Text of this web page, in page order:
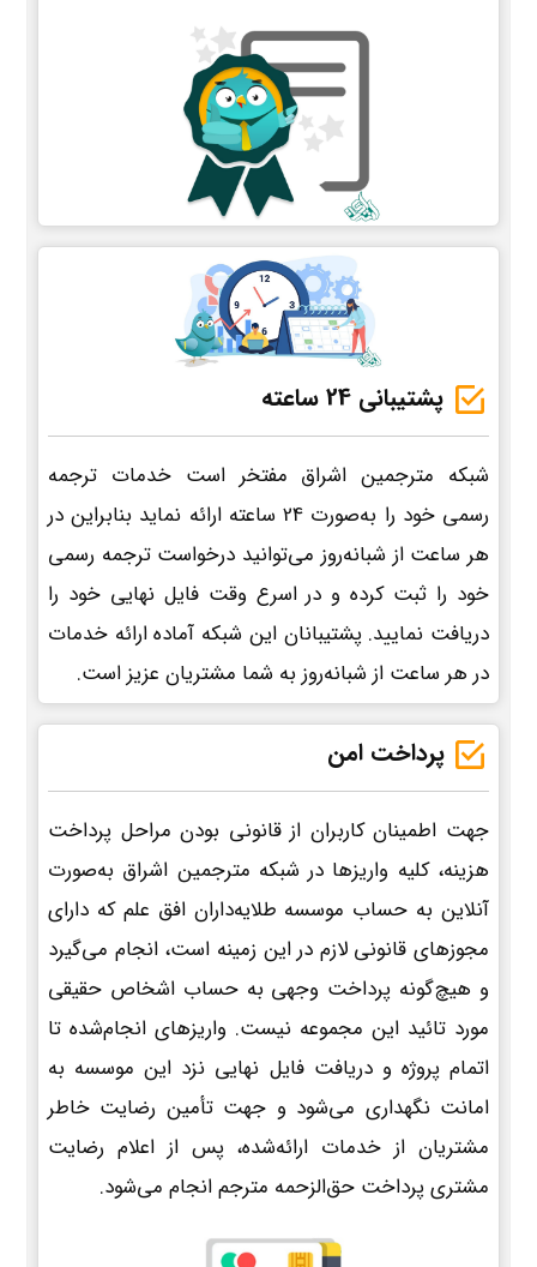
پشتیبانی 24 ساعته
شبکه مترجمین اشراق مفتخر است خدمات ترجمه
رسمی خود را به‌صورت 24 ساعته ارائه نماید بنابراین در
هر ساعت از شبانه‌روز می‌توانید درخواست ترجمه رسمی
خود را ثبت کرده و در اسرع وقت فایل نهایی خود را
دریافت نمایید. پشتیبانان این شبکه آماده ارائه خدمات
در هر ساعت از شبانه‌روز به شما مشتریان عزیز است.
پرداخت امن
جهت اطمینان کاربران از قانونی بودن مراحل پرداخت
هزینه، کلیه واریزها در شبکه مترجمین اشراق به‌صورت
آنلاین به حساب موسسه طلایه‌داران افق علم که دارای
مجوزهای قانونی لازم در این زمینه است، انجام می‌گیرد
و هیچ‌گونه پرداخت وجهی به حساب اشخاص حقیقی
مورد تائید این مجموعه نیست. واریزهای انجام‌شده تا
اتمام پروژه و دریافت فایل نهایی نزد این موسسه به
امانت نگهداری می‌شود و جهت تأمین رضایت خاطر
مشتریان از خدمات ارائه‌شده، پس از اعلام رضایت
مشتری پرداخت حق‌الزحمه مترجم انجام می‌شود.